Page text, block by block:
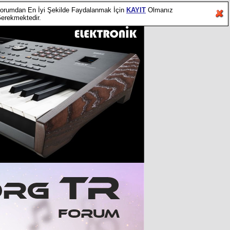
En İyi Şekilde Faydalanmak İçin KAYIT Olmanız